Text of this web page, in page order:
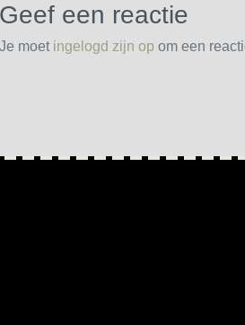
Geef een reactie
Je moet ingelogd zijn op om een